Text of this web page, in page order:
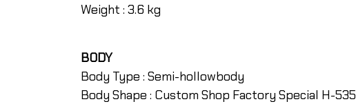
Weight : 3.6 kg
BODY
Body Type : Semi-hollowbody
Body Shape : Custom Shop Factory Special H-535